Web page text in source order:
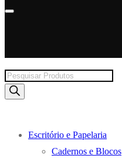
Products
search
Escritório e Papelaria
Cadernos e Blocos